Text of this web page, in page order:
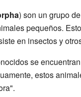
) son un grupo de
pequeños.
en insectos y
se
estos